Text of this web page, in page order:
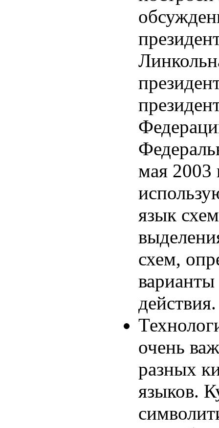
мая 2003
язык
схем,
варианты
действия.
очень
разных
языков.